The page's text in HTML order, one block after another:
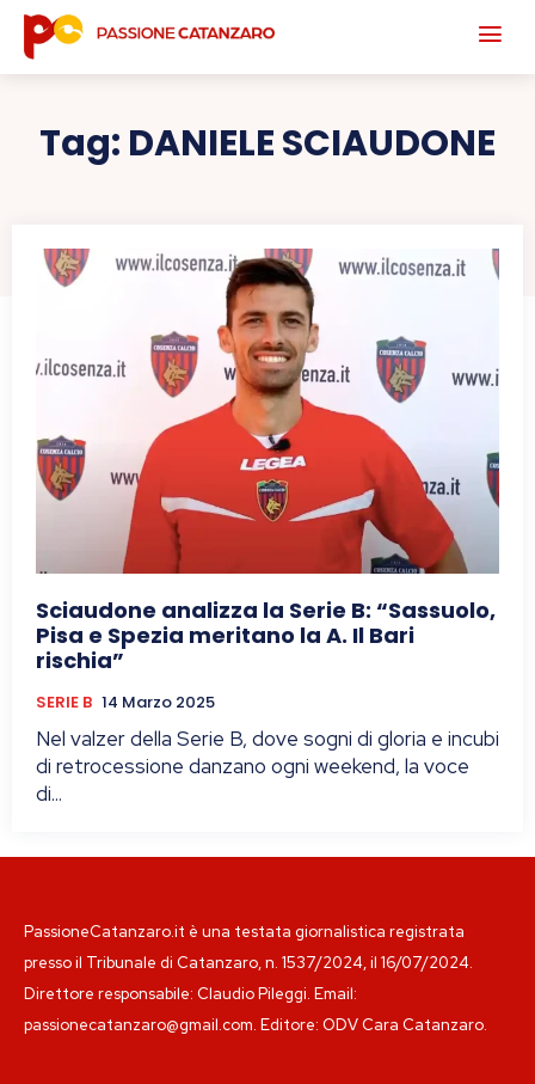
Tag: DANIELE SCIAUDONE
Sciaudone analizza la Serie B: “Sassuolo,
Pisa e Spezia meritano la A. Il Bari
rischia”
SERIE B 14 Marzo 2025
Nel valzer della Serie B, dove sogni di gloria e incubi
di retrocessione danzano ogni weekend, la voce
di...
PassioneCatanzaro.it è una testata giornalistica registrata
presso il Tribunale di Catanzaro, n. 1537/2024, il 16/07/2024.
Direttore responsabile: Claudio Pileggi. Email:
passionecatanzaro@gmail.com. Editore: ODV Cara Catanzaro.